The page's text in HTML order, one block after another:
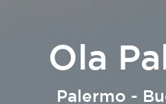
Decó -
Barrio Norte -